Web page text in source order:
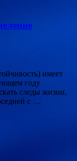
имеет
году
следы жизни,
с …